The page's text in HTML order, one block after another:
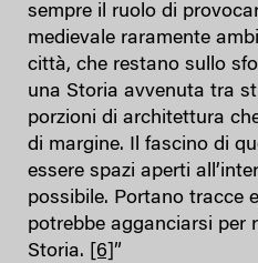
sempre il ruolo di
medievale raramente
città, che restano sullo
una Storia avvenuta tra
porzioni di architettura
di margine. Il fascino di
essere spazi aperti
possibile. Portano tracce
potrebbe agganciarsi per
Storia.
[6] ”